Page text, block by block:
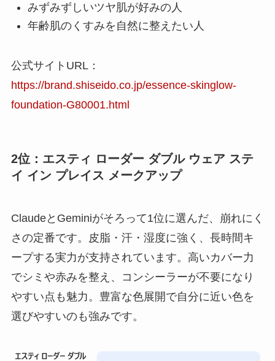
みずみずしいツヤ肌が好みの人
年齢肌のくすみを自然に整えたい人
公式サイトURL：
https://brand.shiseido.co.jp/essence-skinglow-
foundation-G80001.html
2位：エスティ ローダー ダブル ウェア ステ
イ イン プレイス メークアップ
ClaudeとGeminiがそろって1位に選んだ、崩れにく
さの定番です。皮脂・汗・湿度に強く、長時間キ
ープする実力が支持されています。高いカバー力
でシミや赤みを整え、コンシーラーが不要になり
やすい点も魅力。豊富な色展開で自分に近い色を
選びやすいのも強みです。